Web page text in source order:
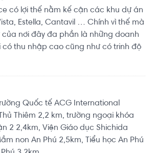
có lợi thế nằm kế cận các khu dự án
Estella, Cantavil … Chính vì thế mà
nơi đây đa phần là những doanh
có thu nhập cao cũng như có trinh độ
Quốc tế ACG International
Thiêm 2,2 km, trường ngoại khóa
2 2,4km, Viện Giáo dục Shichida
non An Phú 2,5km, Tiểu học An Phú